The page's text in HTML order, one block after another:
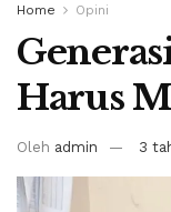
Home Opini
Harus
Oleh admin 3